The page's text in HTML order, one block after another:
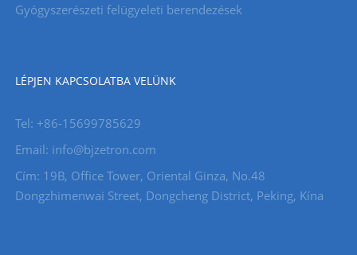
Gyógyszerészeti felügyeleti berendezések
LÉPJEN KAPCSOLATBA VELÜNK
Tel: +86-15699785629
Email: info@bjzetron.com
Cím: 19B, Office Tower, Oriental Ginza, No.48
Dongzhimenwai Street, Dongcheng District, Peking, Kína